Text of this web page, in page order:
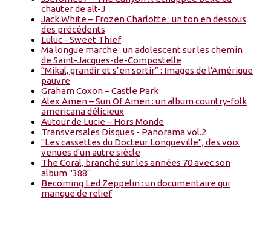
chauter de alt-J
Jack White – Frozen Charlotte : un ton en dessous
des précédents
Luluc - Sweet Thief
Ma longue marche : un adolescent sur les chemin
de Saint-Jacques-de-Compostelle
“Mikal, grandir et s’en sortir” : Images de l'Amérique
pauvre
Graham Coxon – Castle Park
Alex Amen – Sun Of Amen : un album country-folk
americana délicieux
Autour de Lucie – Hors Monde
Transversales Disques - Panorama vol.2
"Les cassettes du Docteur Longueville", des voix
venues d'un autre siècle
The Coral, branché sur les années 70 avec son
album "388"
Becoming Led Zeppelin : un documentaire qui
manque de relief